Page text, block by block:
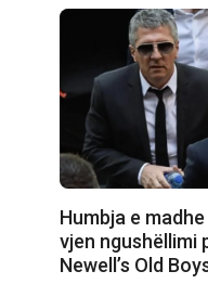
Humbja e
vjen ngushëllimi
Newell’s Old